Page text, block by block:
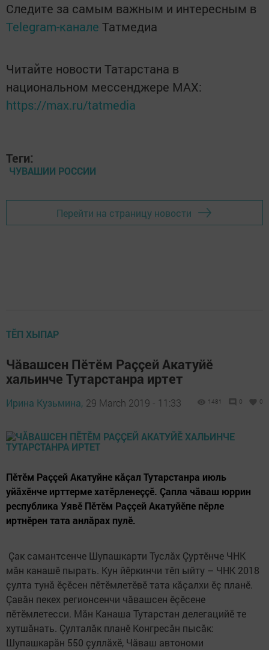
Следите за самым важным и интересным в
Telegram-канале Татмедиа
Читайте новости Татарстана в
национальном мессенджере MАХ:
https://max.ru/tatmedia
Теги:
ЧУВАШИИ РОССИИ
Перейти на страницу новости
ТӖП ХЫПАР
Чăвашсен Пӗтӗм Раççей Акатуйӗ
хальинче Тутарстанра иртет
Ирина Кузьмина, 29 March 2019 - 11:33 1481 0 0
Пӗтӗм Раççей Акатуйне кăçал Тутарстанра июль
уйăхӗнче ирттерме хатӗрленеççӗ. Çапла чăваш юррин
республика Уявӗ Пӗтӗм Раççей Акатуйӗпе пӗрле
иртнӗрен тата анлăрах пулӗ.
Çак самантсенче Шупашкарти Туслăх Çуртӗнче ЧНК
мăн канашӗ пырать. Кун йӗркинчи тӗп ыйту – ЧНК 2018
çулта тунă ӗçӗсен пӗтӗмлетӗвӗ тата кăçалхи ӗç планӗ.
Çавăн пекех регионсенчи чăвашсен ӗçӗсене
пӗтӗмлетесси. Мăн Канаша Тутарстан делегацийӗ те
хутшăнать. Çулталăк планӗ Конгресăн пысăк:
Шупашкарăн 550 çуллăхӗ, Чăваш автономи